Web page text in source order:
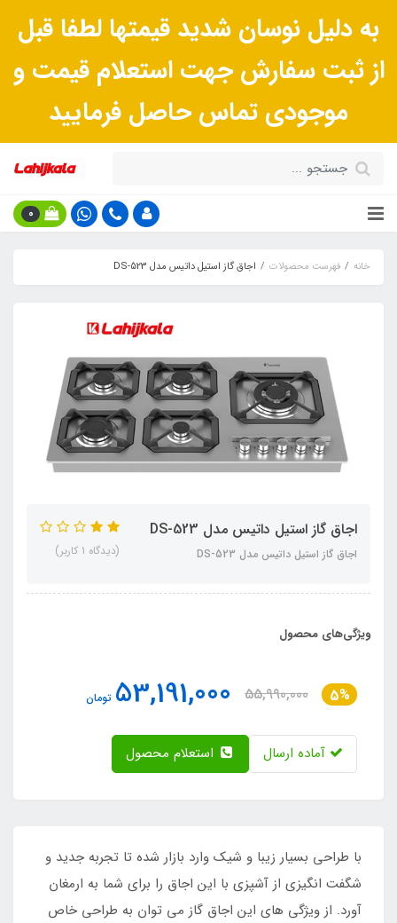
به دلیل نوسان شدید قیمتها لطفا قبل
از ثبت سفارش جهت استعلام قیمت و
موجودی تماس حاصل فرمایید
0
خانه فهرست محصولات اجاق گاز استیل داتیس مدل DS-523
اجاق گاز استیل داتیس مدل DS-523
اجاق گاز استیل داتیس مدل DS-523 (دیدگاه 1 کاربر)
ویژگی‌های محصول
5%
55,990,000
53,191,000 تومان
آماده ارسال
با طراحی بسیار زیبا و شیک وارد بازار شده تا تجربه جدید و
شگفت انگیزی از آشپزی با این اجاق را برای شما به ارمغان
آورد. از ویژگی های این اجاق گاز می توان به طراحی خاص